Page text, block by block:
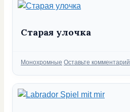
Старая улочка
Рубрики
Монохромные Оставьте комментарий